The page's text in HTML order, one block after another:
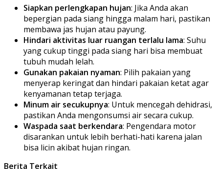
Siapkan perlengkapan hujan: Jika Anda akan
bepergian pada siang hingga malam hari, pastikan
membawa jas hujan atau payung.
Hindari aktivitas luar ruangan terlalu lama: Suhu
yang cukup tinggi pada siang hari bisa membuat
tubuh mudah lelah.
Gunakan pakaian nyaman: Pilih pakaian yang
menyerap keringat dan hindari pakaian ketat agar
kenyamanan tetap terjaga.
Minum air secukupnya: Untuk mencegah dehidrasi,
pastikan Anda mengonsumsi air secara cukup.
Waspada saat berkendara: Pengendara motor
disarankan untuk lebih berhati-hati karena jalan
bisa licin akibat hujan ringan.
Berita Terkait